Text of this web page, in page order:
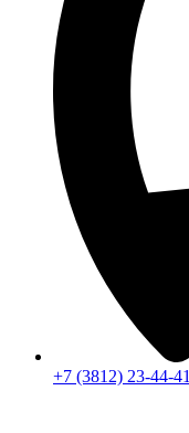
+7 (3812) 23-44-41